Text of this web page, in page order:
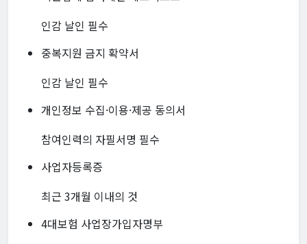
인감 날인 필수
중복지원 금지 확약서
인감 날인 필수
개인정보 수집·이용·제공 동의서
참여인력의 자필서명 필수
사업자등록증
최근 3개월 이내의 것
4대보험 사업장가입자명부